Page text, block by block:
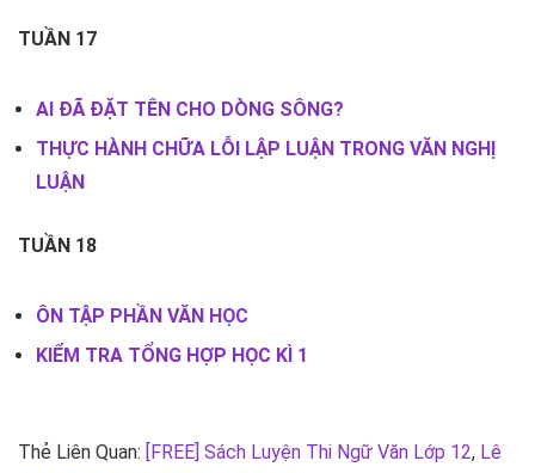
TUẦN 17
AI ĐÃ ĐẶT TÊN CHO DÒNG SÔNG?
THỰC HÀNH CHỮA LỖI LẬP LUẬN TRONG VĂN NGHỊ
LUẬN
TUẦN 18
ÔN TẬP PHẦN VĂN HỌC
KIỂM TRA TỔNG HỢP HỌC KÌ 1
Thẻ Liên Quan: [FREE] Sách Luyện Thi Ngữ Văn Lớp 12, Lê